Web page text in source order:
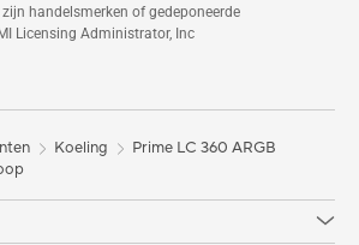
handelsmerken of gedeponeerde
Licensing Administrator, Inc
Koeling
Prime LC 360 ARGB